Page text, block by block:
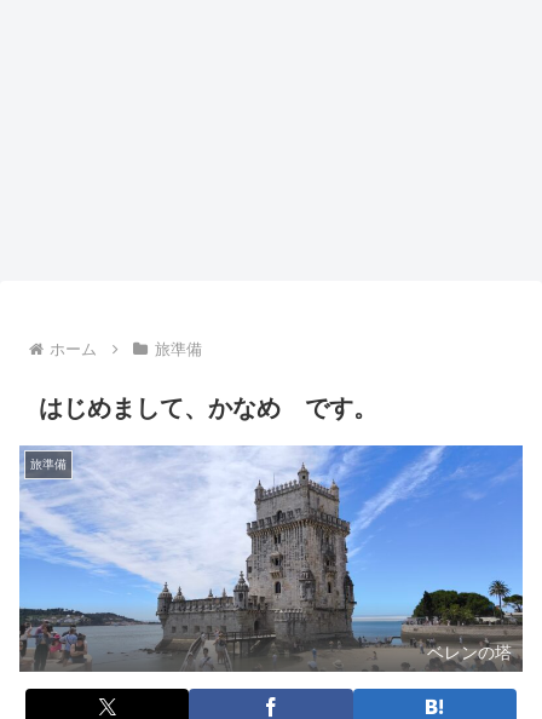
ホーム 旅準備
はじめまして、かなめ です。
旅準備
ベレンの塔